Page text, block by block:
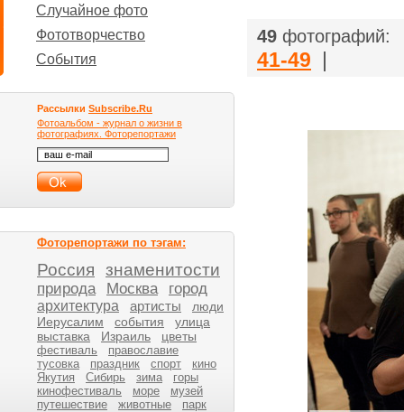
Случайное фото
Фототворчество
События
Рассылки Subscribe.Ru
Фотоальбом - журнал о жизни в
фотографиях. Фоторепортажи
Фоторепортажи по тэгам:
Россия знаменитости
природа Москва город
архитектура артисты
люди
Иерусалим
события
улица
выставка
Израиль цветы
фестиваль
православие
тусовка
праздник спорт
кино
Якутия
Сибирь зима
горы
кинофестиваль
море
музей
путешествие
животные парк
49 фотографий:
41-49 |